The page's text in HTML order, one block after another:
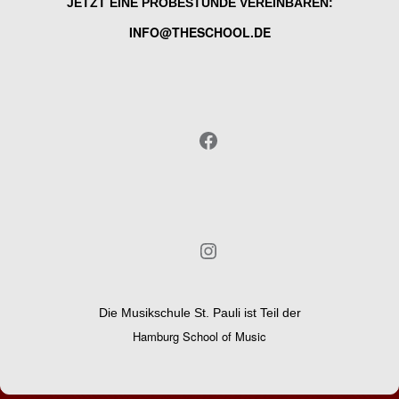
JETZT EINE PROBESTUNDE VEREINBAREN:
INFO@THESCHOOL.DE
Facebook
Instagram
Die Musikschule St. Pauli ist Teil der
Hamburg School of Music